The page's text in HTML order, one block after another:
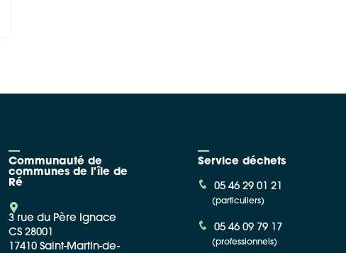
Communauté de
communes de l'île de
Ré
3 rue du Père Ignace
CS 28001
17410 Saint-Martin-de-
Service déchets
05 46 29 01 21
(particuliers)
05 46 09 79 17
(professionnels)